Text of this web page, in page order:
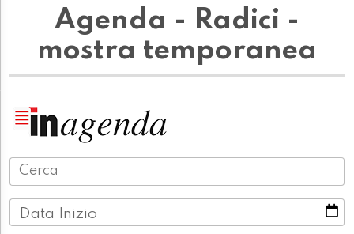
Agenda - Radici -
mostra temporanea
Data Inizio